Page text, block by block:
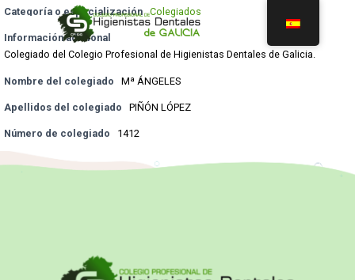
Categoría o especialización Colegiados
Información adicional
Colegiado del Colegio Profesional de Higienistas Dentales de Galicia.
Nombre del colegiado Mª ÁNGELES
Apellidos del colegiado PIÑÓN LÓPEZ
Número de colegiado 1412